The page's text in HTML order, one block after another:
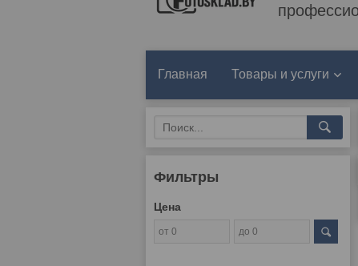
Главная Товары и услуги
Фильтры
Цена